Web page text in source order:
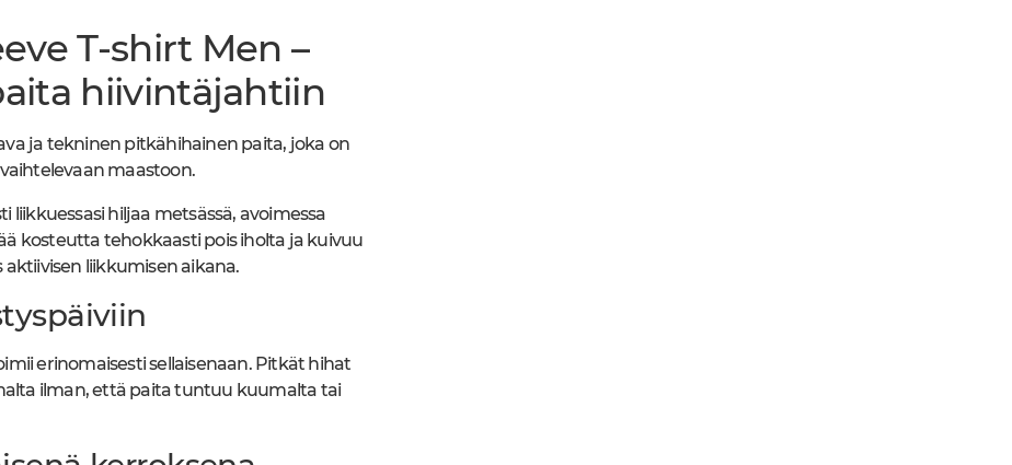
T-shirt Men –
hiivintäjahtiin
ja tekninen pitkähihainen paita, joka on
maastoon.
hiljaa metsässä, avoimessa
kosteutta tehokkaasti pois iholta ja kuivuu
liikkumisen aikana.
erinomaisesti sellaisenaan. Pitkät hihat
ilman, että paita tuntuu kuumalta tai